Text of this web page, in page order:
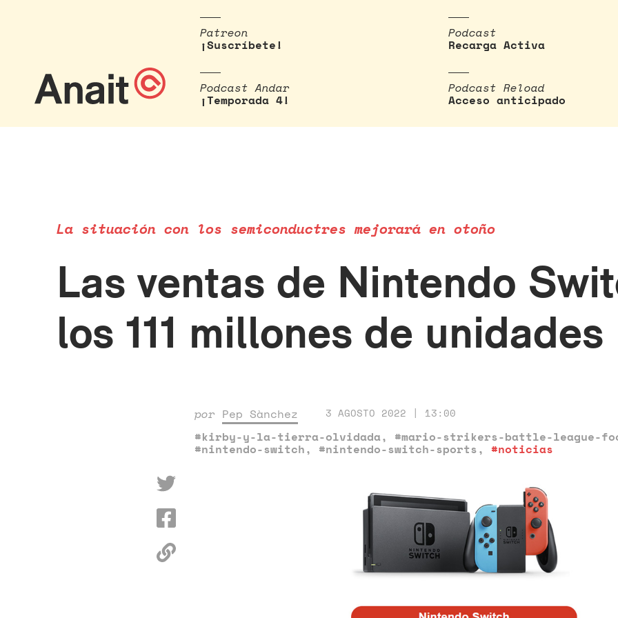
Patreon
¡Suscríbete!
Podcast
Recarga Activa
Podcast Andar
¡Temporada 4!
Podcast Reload
Acceso anticipado
La situación con los semiconductres mejorará en otoño
Las ventas de Nintendo
los 111 millones de unidades
por Pep Sànchez 3 AGOSTO 2022 | 13:00
#kirby-y-la-tierra-olvidada, #mario-strikers-battle-league-
#nintendo-switch, #nintendo-switch-sports, #noticias